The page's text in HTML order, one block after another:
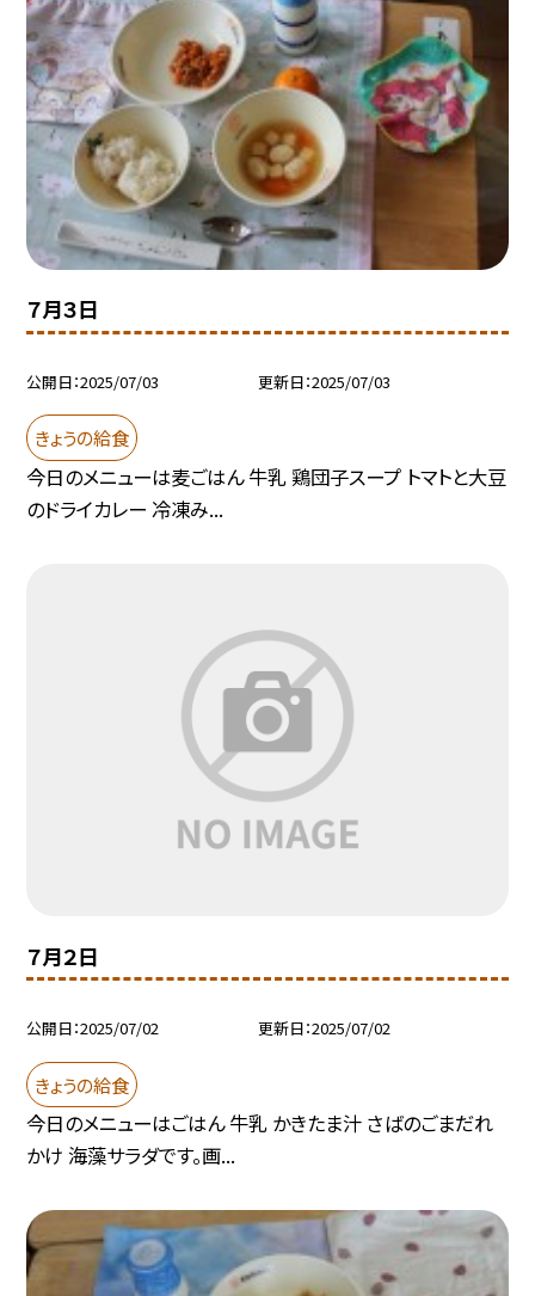
７月３日
公開日 2025/07/03 更新日 2025/07/03
きょうの給食
今日のメニューは麦ごはん 牛乳 鶏団子スープ トマトと大豆
のドライカレー 冷凍み...
７月２日
公開日 2025/07/02 更新日 2025/07/02
きょうの給食
今日のメニューはごはん 牛乳 かきたま汁 さばのごまだれ
かけ 海藻サラダです。画...